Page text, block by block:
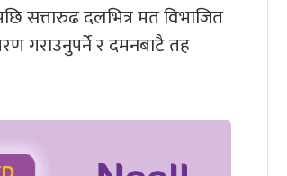
सत्तारुढ दलभित्र मत विभाजित
गराउनुपर्ने र दमनबाटै तह